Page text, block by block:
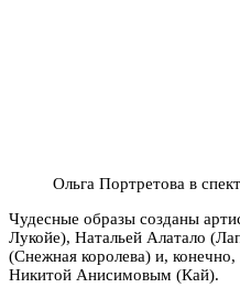
Ольга Портретова в
Чудесные образы созданы
Лукойе), Натальей Алатало
(Снежная королева) и,
Никитой Анисимовым (Кай).